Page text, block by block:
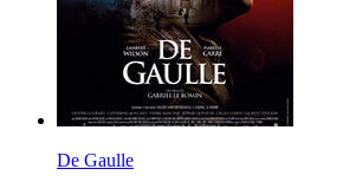
De Gaulle